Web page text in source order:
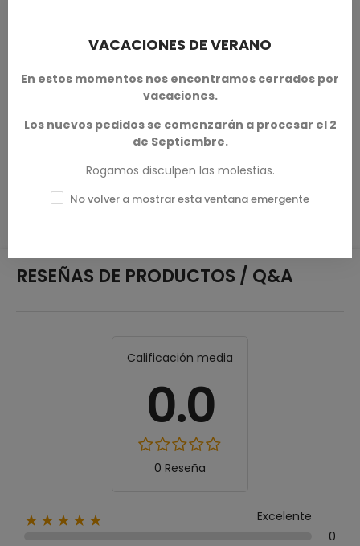
escala (tamaño) están disponibles según se solicite.
es un impresor autorizado con licencia
deTired World Studio
DETALLES DEL PRODUCTO
RESEÑAS DE PRODUCTOS / Q&A
Calificación media
0.0
0 Reseña
★★★★★
Excelente
0
VACACIONES DE VERANO
En estos momentos nos encontramos cerrados por
vacaciones.
Los nuevos pedidos se comenzarán a procesar el 2
de Septiembre.
Rogamos disculpen las molestias.
No volver a mostrar esta ventana emergente